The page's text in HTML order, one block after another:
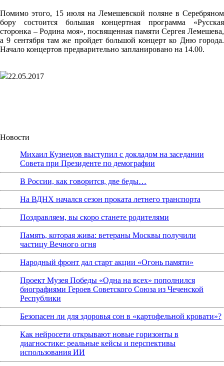
Помимо этого, 15 июля на Лемешевской поляне в Серебряном
бору состоится большая концертная программа «Русская
сторонка – Родина моя», посвященная памяти Сергея Лемешева,
а 9 сентября там же пройдет большой концерт ко Дню города.
Начало концертов предварительно запланировано на 14.00.
22.05.2017
Новости
Михаил Кузнецов выступил с докладом на заседании
Совета при Президенте по демографии
В России, как говорится, две беды…
На ВДНХ начался сезон проката летнего транспорта
Поздравляем, вы скоро станете родителями
Память, которая жива: ветераны Москвы получили
частицу Вечного огня
Народный фронт дал старт акции «Огонь памяти»
Проект Музея Победы «Одна на всех» пополнился
биографиями Героев Советского Союза из Чеченской
Республики
Безопасен ли для здоровья сон в «картофельной кровати»?
Как нейросети открывают новые горизонты в
диагностике: реальные кейсы и перспективы
использования ИИ